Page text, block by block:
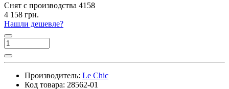
Снят с производства 4158
4 158 грн.
Нашли дешевле?
Производитель: Le Chic
Код товара: 28562-01